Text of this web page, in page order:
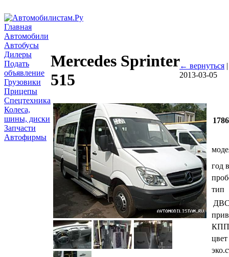
Главная
Автомобили
Автобусы
Дилеры
Подать
объявление
Грузовики
Прицепы
Спецтехника
Колеса,
шины, диски
Запчасти
Автофирмы
Mercedes Sprinter
515
← вернуться
2013-03-05
год
тип
КПП
цвет